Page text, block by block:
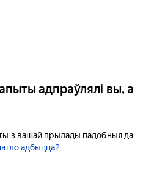
адпраўлялі вы, а
з вашай прылады падобныя да
адбыцца?